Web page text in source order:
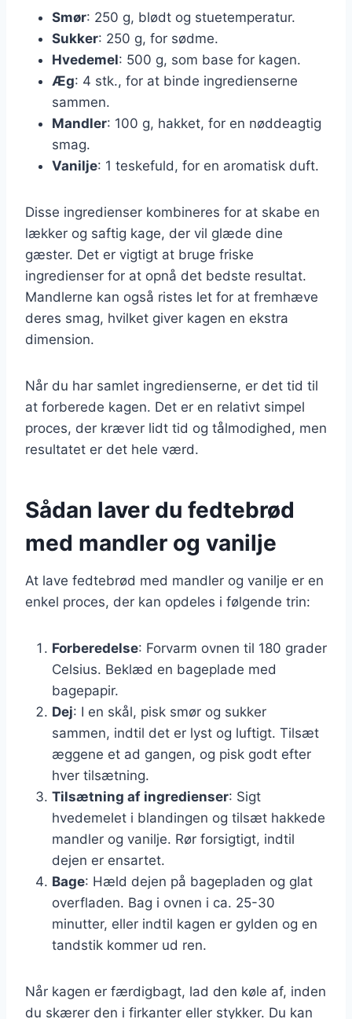
Smør: 250 g, blødt og stuetemperatur.
Sukker: 250 g, for sødme.
Hvedemel: 500 g, som base for kagen.
Æg: 4 stk., for at binde ingredienserne
sammen.
Mandler: 100 g, hakket, for en nøddeagtig
smag.
Vanilje: 1 teskefuld, for en aromatisk duft.
Disse ingredienser kombineres for at skabe en
lækker og saftig kage, der vil glæde dine
gæster. Det er vigtigt at bruge friske
ingredienser for at opnå det bedste resultat.
Mandlerne kan også ristes let for at fremhæve
deres smag, hvilket giver kagen en ekstra
dimension.
Når du har samlet ingredienserne, er det tid til
at forberede kagen. Det er en relativt simpel
proces, der kræver lidt tid og tålmodighed, men
resultatet er det hele værd.
Sådan laver du fedtebrød
med mandler og vanilje
At lave fedtebrød med mandler og vanilje er en
enkel proces, der kan opdeles i følgende trin:
Forberedelse: Forvarm ovnen til 180 grader
Celsius. Beklæd en bageplade med
bagepapir.
Dej: I en skål, pisk smør og sukker
sammen, indtil det er lyst og luftigt. Tilsæt
æggene et ad gangen, og pisk godt efter
hver tilsætning.
Tilsætning af ingredienser: Sigt
hvedemelet i blandingen og tilsæt hakkede
mandler og vanilje. Rør forsigtigt, indtil
dejen er ensartet.
Bage: Hæld dejen på bagepladen og glat
overfladen. Bag i ovnen i ca. 25-30
minutter, eller indtil kagen er gylden og en
tandstik kommer ud ren.
Når kagen er færdigbagt, lad den køle af, inden
du skærer den i firkanter eller stykker. Du kan